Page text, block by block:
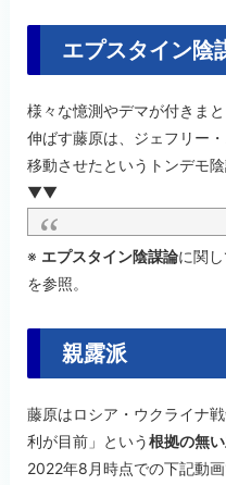
エプスタイン陰
様々な憶測やデマが付きまと
伸ばす藤原は、ジェフリー
移動させたというトンデモ
▼▼
※ エプスタイン陰謀論に関
を参照。
親露派
藤原はロシア・ウクライナ
利が目前」という根拠の無
2022年8月時点での下記動